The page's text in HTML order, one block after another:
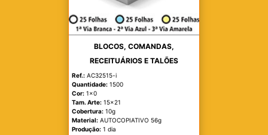
BLOCOS, COMANDAS,
RECEITUÁRIOS E TALÕES
Ref.: AC32515-i
Quantidade: 1500
Cor: 1x0
Tam. Arte: 15x21
Cobertura: 10g
Material: AUTOCOPIATIVO 56g
Produção: 1 dia